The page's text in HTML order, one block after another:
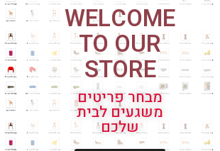
ספריית walnut
₪ 14,900
WELCOME
TO OUR
STORE
מבחר פריטים
משגעים לבית
שלכם